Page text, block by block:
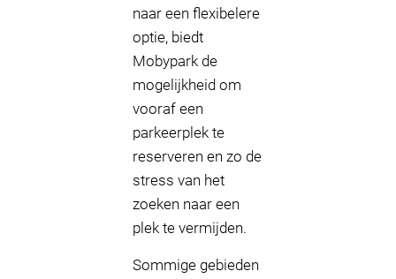
naar een flexibelere
optie, biedt
Mobypark de
mogelijkheid om
vooraf een
parkeerplek te
reserveren en zo de
stress van het
zoeken naar een
plek te vermijden.
Sommige gebieden